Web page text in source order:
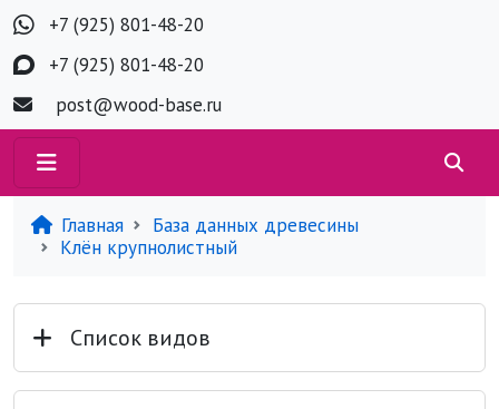
+7 (925) 801-48-20
+7 (925) 801-48-20
post@wood-base.ru
Главная
База данных древесины
Клён крупнолистный
Список видов